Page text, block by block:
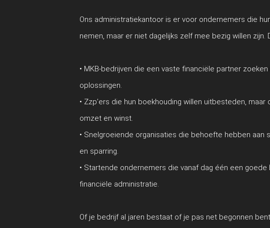
Ons administratiekantoor is er voor ondernemers die
nemen, maar er niet dagelijks zelf mee bezig willen zijn.
• MKB-bedrijven die een vaste financiële partner
oplossingen.
• Zzp’ers die hun boekhouding willen uitbesteden,
omzet en winst.
• Snelgroeiende organisaties die behoefte hebben aan
en sparring.
• Startende ondernemers die vanaf dag één een goede
financiële administratie.
Of je bedrijf al jaren bestaat of je pas net begonnen